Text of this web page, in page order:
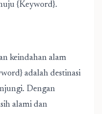
{Keyword}.
keindahan alam
adalah destinasi
Dengan
alami dan